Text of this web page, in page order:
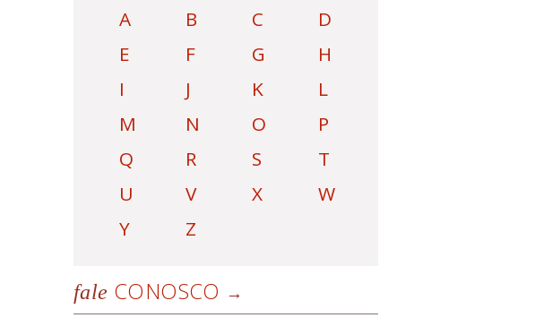
A B C
D
E
F G
H
I
J K
L
M
N O
P
Q
R S
T
U
V X
W
Y
Z
fale CONOSCO